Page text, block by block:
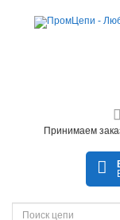
Принимаем